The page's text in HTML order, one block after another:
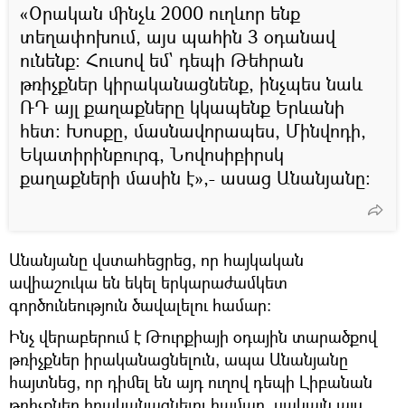
«Օրական մինչև 2000 ուղևոր ենք
տեղափոխում, այս պահին 3 օդանավ
ունենք։ Հուսով եմ` դեպի Թեհրան
թռիչքներ կիրականացնենք, ինչպես նաև
ՌԴ այլ քաղաքները կկապենք Երևանի
հետ։ Խոսքը, մասնավորապես, Մինվոդի,
Եկատիրինբուրգ, Նովոսիբիրսկ
քաղաքների մասին է»,- ասաց Անանյանը։
Անանյանը վստահեցրեց, որ հայկական
ավիաշուկա են եկել երկարաժամկետ
գործունեություն ծավալելու համար։
Ինչ վերաբերում է Թուրքիայի օդային տարածքով
թռիչքներ իրականացնելուն, ապա Անանյանը
հայտնեց, որ դիմել են այդ ուղով դեպի Լիբանան